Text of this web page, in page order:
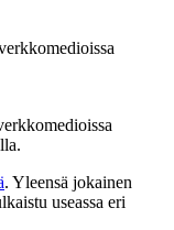
. Yleensä jokainen
useassa eri